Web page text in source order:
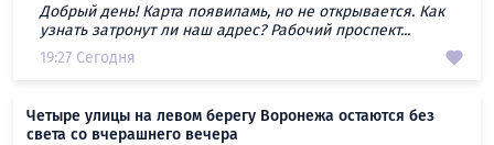
Добрый день! Карта появиламь, но не открывается. Как
узнать затронут ли наш адрес? Рабочий проспект...
19:27 Сегодня
Четыре улицы на левом берегу Воронежа остаются без
света со вчерашнего вечера